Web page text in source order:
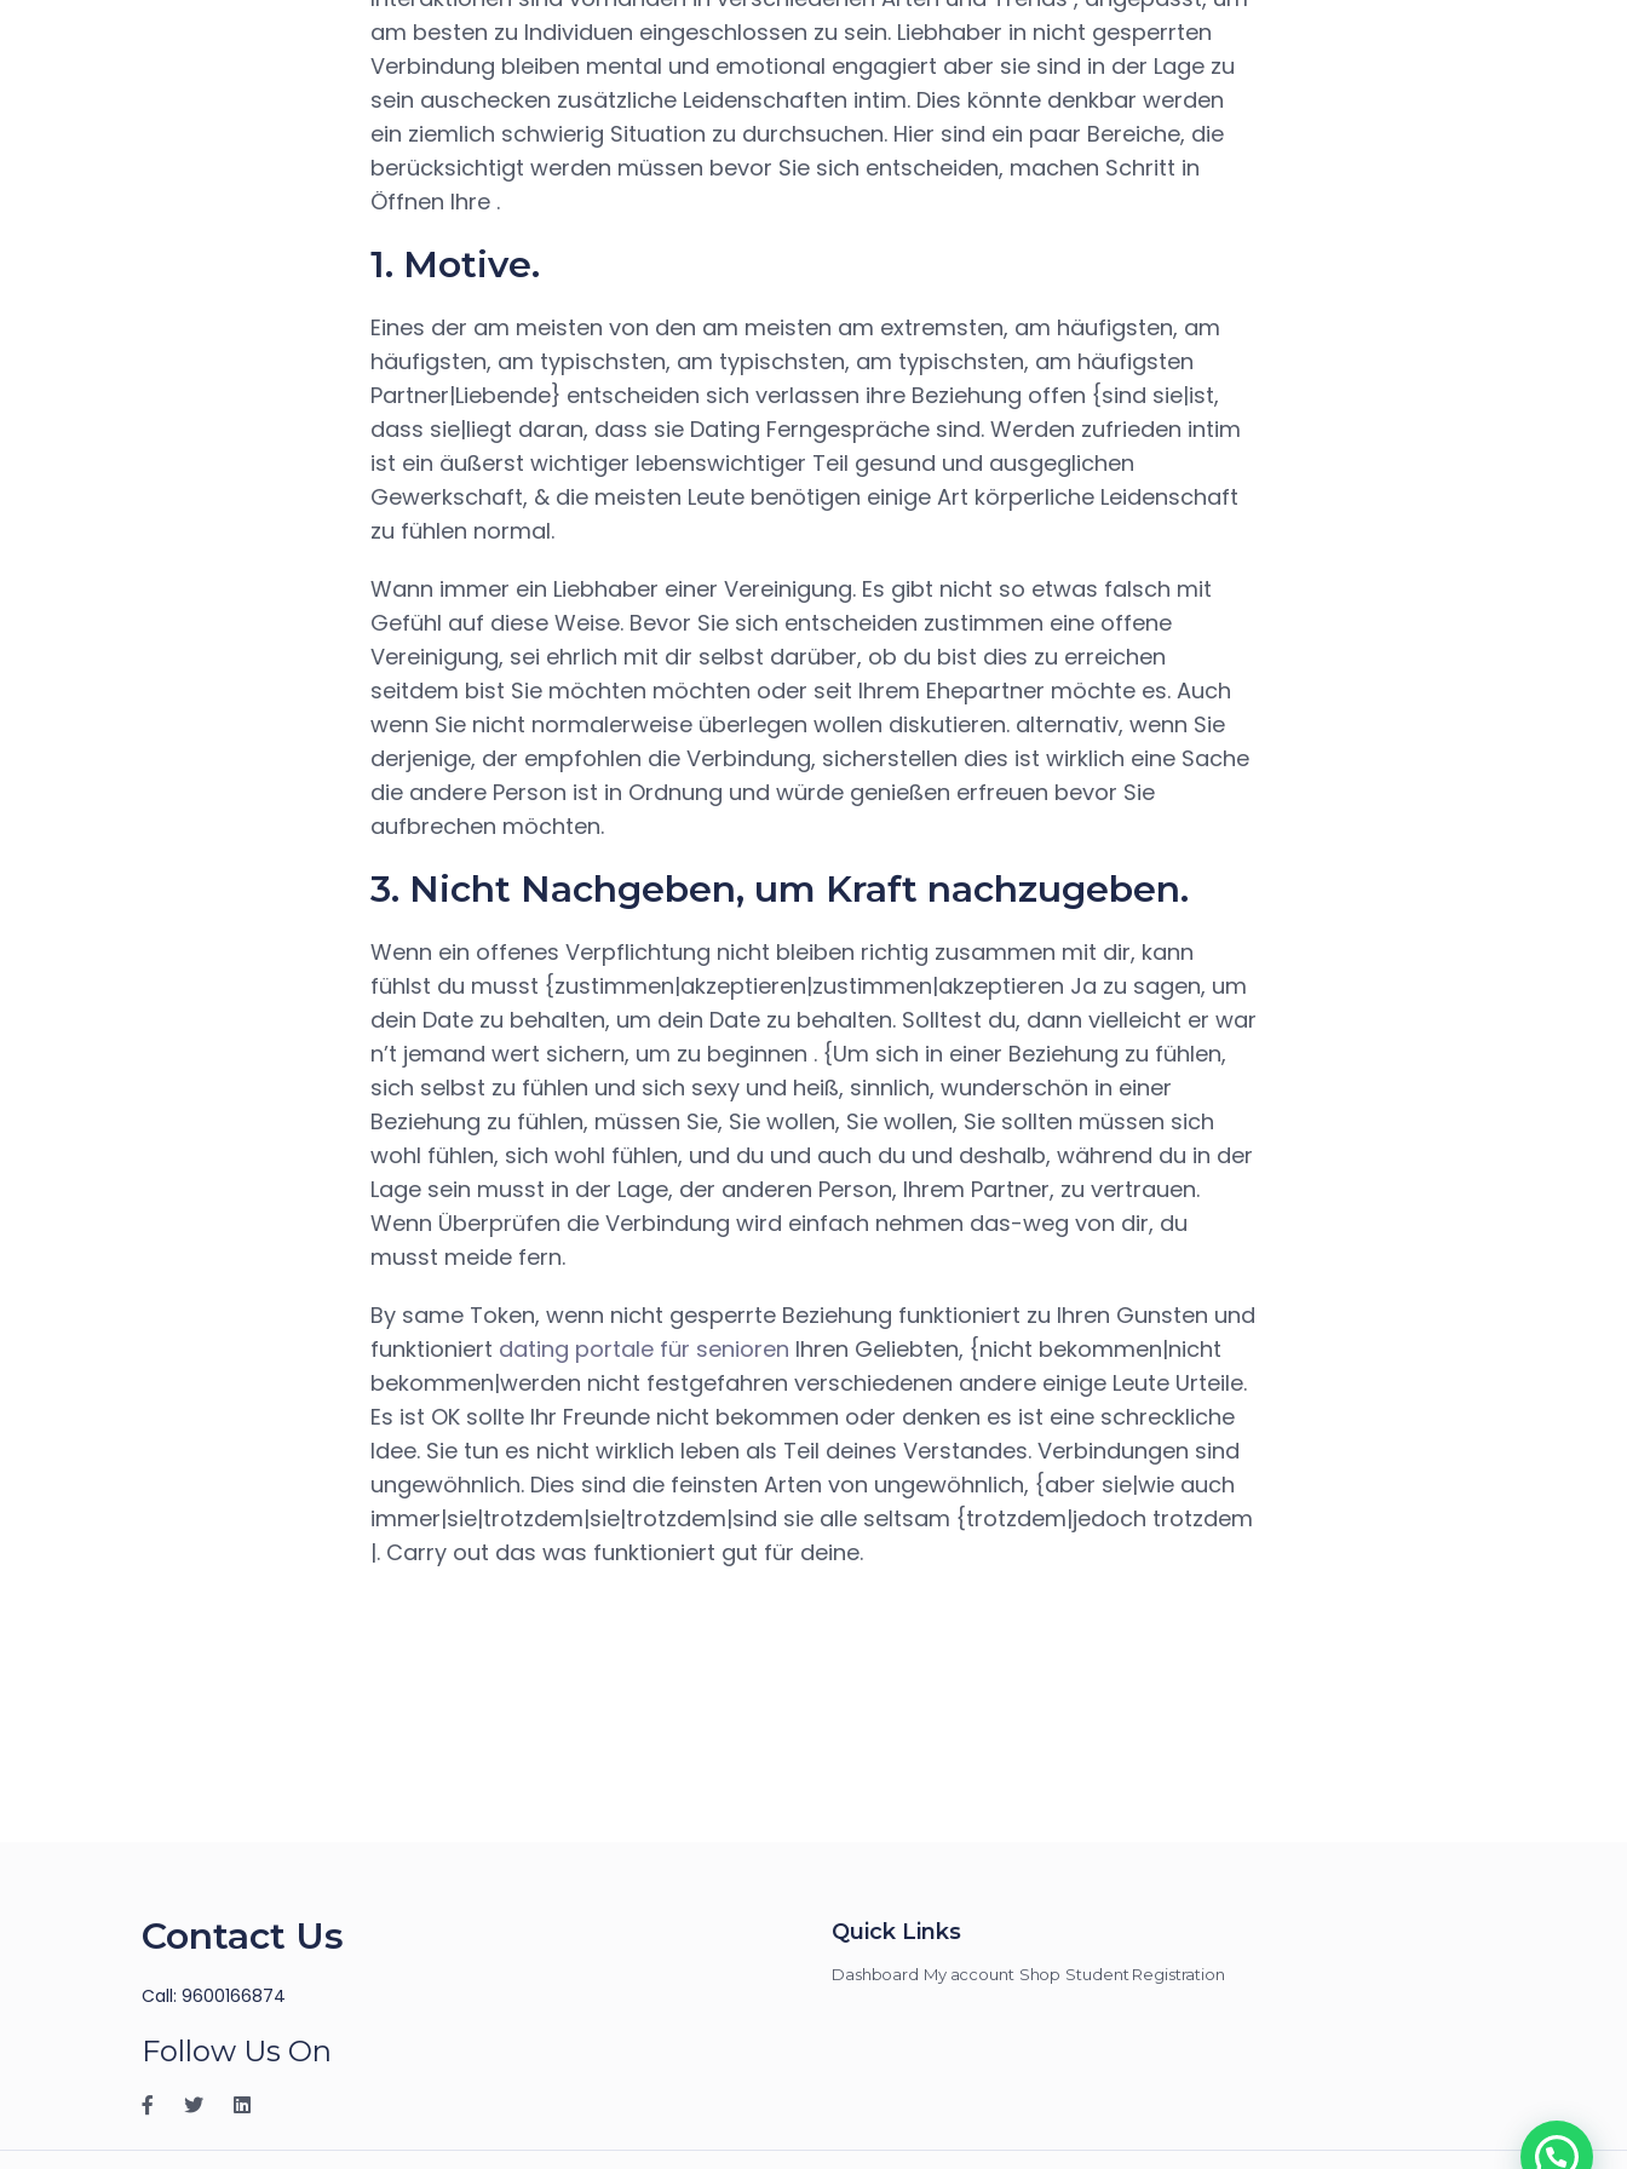
am besten zu Individuen eingeschlossen zu sein. Liebhaber in nicht gesperrten
Verbindung bleiben mental und emotional engagiert aber sie sind in der Lage zu
sein auschecken zusätzliche Leidenschaften intim. Dies könnte denkbar werden
ein ziemlich schwierig Situation zu durchsuchen. Hier sind ein paar Bereiche, die
berücksichtigt werden müssen bevor Sie sich entscheiden, machen Schritt in
Öffnen Ihre .
1. Motive.
Eines der am meisten von den am meisten am extremsten, am häufigsten, am
häufigsten, am typischsten, am typischsten, am typischsten, am häufigsten
Partner|Liebende} entscheiden sich verlassen ihre Beziehung offen {sind sie|ist,
dass sie|liegt daran, dass sie Dating Ferngespräche sind. Werden zufrieden intim
ist ein äußerst wichtiger lebenswichtiger Teil gesund und ausgeglichen
Gewerkschaft, & die meisten Leute benötigen einige Art körperliche Leidenschaft
zu fühlen normal.
Wann immer ein Liebhaber einer Vereinigung. Es gibt nicht so etwas falsch mit
Gefühl auf diese Weise. Bevor Sie sich entscheiden zustimmen eine offene
Vereinigung, sei ehrlich mit dir selbst darüber, ob du bist dies zu erreichen
seitdem bist Sie möchten möchten oder seit Ihrem Ehepartner möchte es. Auch
wenn Sie nicht normalerweise überlegen wollen diskutieren. alternativ, wenn Sie
derjenige, der empfohlen die Verbindung, sicherstellen dies ist wirklich eine Sache
die andere Person ist in Ordnung und würde genießen erfreuen bevor Sie
aufbrechen möchten.
3. Nicht Nachgeben, um Kraft nachzugeben.
Wenn ein offenes Verpflichtung nicht bleiben richtig zusammen mit dir, kann
fühlst du musst {zustimmen|akzeptieren|zustimmen|akzeptieren Ja zu sagen, um
dein Date zu behalten, um dein Date zu behalten. Solltest du, dann vielleicht er war
n’t jemand wert sichern, um zu beginnen . {Um sich in einer Beziehung zu fühlen,
sich selbst zu fühlen und sich sexy und heiß, sinnlich, wunderschön in einer
Beziehung zu fühlen, müssen Sie, Sie wollen, Sie wollen, Sie sollten müssen sich
wohl fühlen, sich wohl fühlen, und du und auch du und deshalb, während du in der
Lage sein musst in der Lage, der anderen Person, Ihrem Partner, zu vertrauen.
Wenn Überprüfen die Verbindung wird einfach nehmen das-weg von dir, du
musst meide fern.
By same Token, wenn nicht gesperrte Beziehung funktioniert zu Ihren Gunsten und
funktioniert dating portale für senioren Ihren Geliebten, {nicht bekommen|nicht
bekommen|werden nicht festgefahren verschiedenen andere einige Leute Urteile.
Es ist OK sollte Ihr Freunde nicht bekommen oder denken es ist eine schreckliche
Idee. Sie tun es nicht wirklich leben als Teil deines Verstandes. Verbindungen sind
ungewöhnlich. Dies sind die feinsten Arten von ungewöhnlich, {aber sie|wie auch
immer|sie|trotzdem|sie|trotzdem|sind sie alle seltsam {trotzdem|jedoch trotzdem
|. Carry out das was funktioniert gut für deine.
Contact Us
Call: 9600166874
Follow Us On
Quick Links
Dashboard My account Shop Student Registration